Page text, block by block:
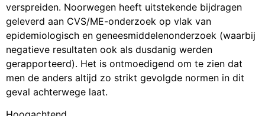
verspreiden. Noorwegen heeft uitstekende bijdragen
geleverd aan CVS/ME-onderzoek op vlak van
epidemiologisch en geneesmiddelenonderzoek (waarbij
negatieve resultaten ook als dusdanig werden
gerapporteerd). Het is ontmoedigend om te zien dat
men de anders altijd zo strikt gevolgde normen in dit
geval achterwege laat.